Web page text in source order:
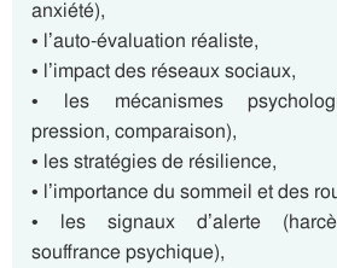
anxiété),
• l’auto-évaluation réaliste,
• l’impact des réseaux sociaux,
• les mécanismes
pression, comparaison),
• les stratégies de résilience,
• l’importance du sommeil et des
• les signaux d’alerte
souffrance psychique),